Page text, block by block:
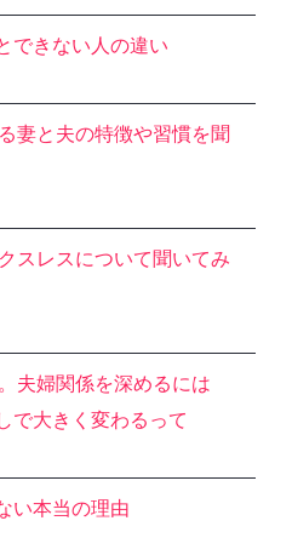
できない人の違い
妻と夫の特徴や習慣を聞
スレスについて聞いてみ
夫婦関係を深めるには
で大きく変わるって
い本当の理由